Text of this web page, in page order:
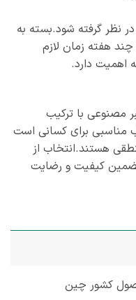
گرفته شود.بسته به
هفته زمان لازم
دارد.
با ترکیب
مناسبی برای کسانی است
هستند.انتخاب از
کیفیت و رضایت
کشور چین